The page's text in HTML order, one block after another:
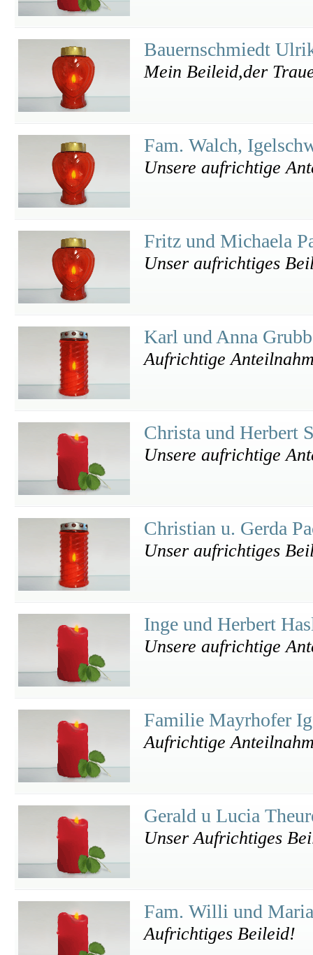
Bauernschmiedt
Mein Beileid,der
Fam. Walch,
Unsere aufrichtige
Fritz und Michaela
Unser aufrichtiges
Karl und Anna
Aufrichtige
Christa und Herbert
Unsere aufrichtige
Christian u. Gerda
Unser aufrichtiges
Inge und Herbert
Unsere aufrichtige
Familie Mayrhofer
Aufrichtige
Gerald u Lucia
Unser Aufrichtiges
Fam. Willi und
Aufrichtiges Beileid!